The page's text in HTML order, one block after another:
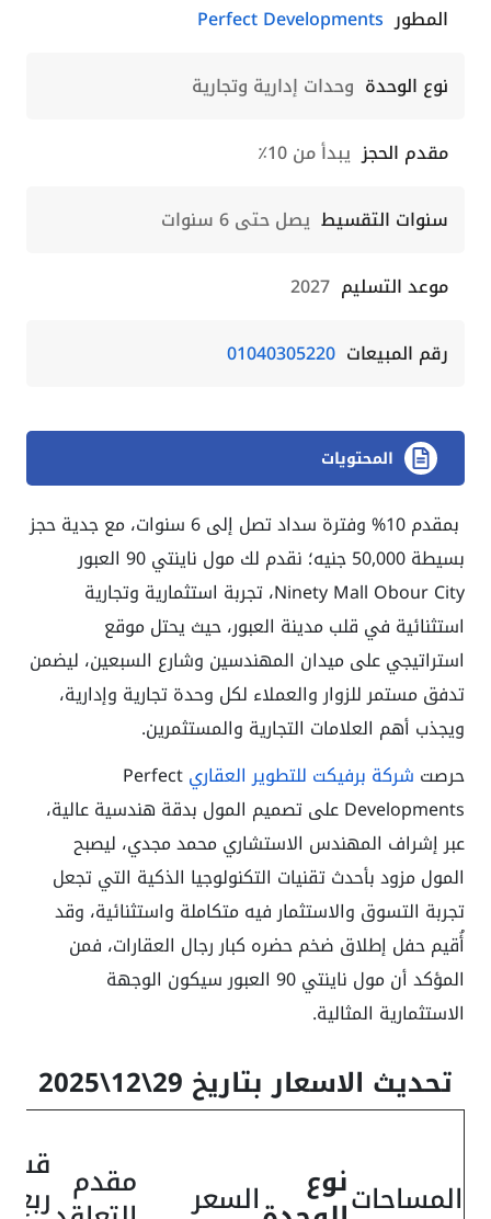
المطور Perfect Developments
نوع الوحدة وحدات إدارية وتجارية
مقدم الحجز يبدأ من 10٪
سنوات التقسيط يصل حتى 6 سنوات
موعد التسليم 2027
رقم المبيعات 01040305220
المحتويات
بمقدم 10% وفترة سداد تصل إلى 6 سنوات، مع جدية حجز
بسيطة 50,000 جنيه؛ نقدم لك مول ناينتي 90 العبور
Ninety Mall Obour City، تجربة استثمارية وتجارية
استثنائية في قلب مدينة العبور، حيث يحتل موقع
استراتيجي على ميدان المهندسين وشارع السبعين، ليضمن
تدفق مستمر للزوار والعملاء لكل وحدة تجارية وإدارية،
ويجذب أهم العلامات التجارية والمستثمرين.
حرصت شركة برفيكت للتطوير العقاريPerfect
Developments على تصميم المول بدقة هندسية عالية،
عبر إشراف المهندس الاستشاري محمد مجدي، ليصبح
المول مزود بأحدث تقنيات التكنولوجيا الذكية التي تجعل
تجربة التسوق والاستثمار فيه متكاملة واستثنائية، وقد
أُقيم حفل إطلاق ضخم حضره كبار رجال العقارات، فمن
المؤكد أن مول ناينتي 90 العبور سيكون الوجهة
الاستثمارية المثالية.
تحديث الاسعار بتاريخ 29\12\2025
المساحاتنوع السعر مقدم ربع